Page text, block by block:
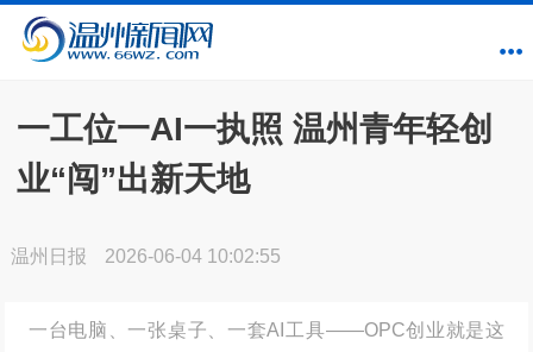
一工位一AI一执照 温州青年轻创
业“闯”出新天地
温州日报 2026-06-04 10:02:55
一台电脑、一张桌子、一套AI工具——OPC创业就是这